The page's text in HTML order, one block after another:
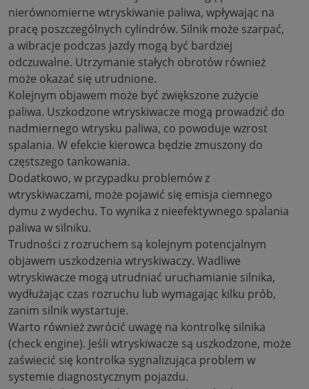
nierównomierne wtryskiwanie paliwa, wpływając na
pracę poszczególnych cylindrów. Silnik może szarpać,
a wibracje podczas jazdy mogą być bardziej
odczuwalne. Utrzymanie stałych obrotów również
może okazać się utrudnione.
Kolejnym objawem może być zwiększone zużycie
paliwa. Uszkodzone wtryskiwacze mogą prowadzić do
nadmiernego wtrysku paliwa, co powoduje wzrost
spalania. W efekcie kierowca będzie zmuszony do
częstszego tankowania.
Dodatkowo, w przypadku problemów z
wtryskiwaczami, może pojawić się emisja ciemnego
dymu z wydechu. To wynika z nieefektywnego spalania
paliwa w silniku.
Trudności z rozruchem są kolejnym potencjalnym
objawem uszkodzenia wtryskiwaczy. Wadliwe
wtryskiwacze mogą utrudniać uruchamianie silnika,
wydłużając czas rozruchu lub wymagając kilku prób,
zanim silnik wystartuje.
Warto również zwrócić uwagę na kontrolkę silnika
(check engine). Jeśli wtryskiwacze są uszkodzone, może
zaświecić się kontrolka sygnalizująca problem w
systemie diagnostycznym pojazdu.